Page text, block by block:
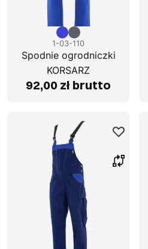
1-03-110
Spodnie ogrodniczki
KORSARZ
92,00 zł brutto